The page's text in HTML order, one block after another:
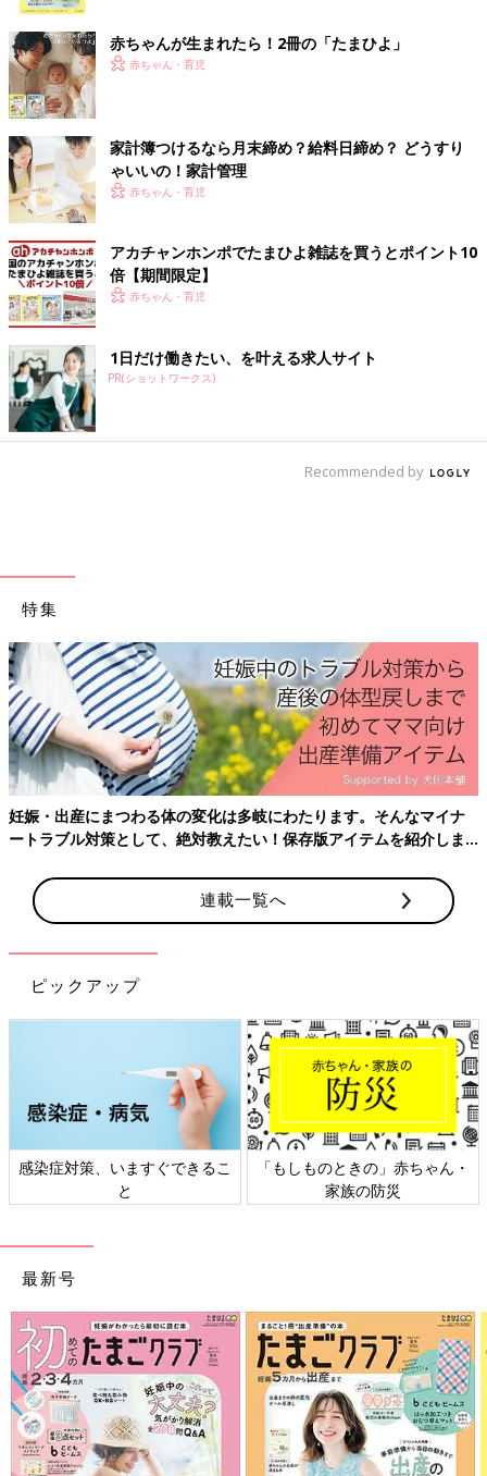
て、表にして見やすくして夫婦で共有しています」（すーざん）
「家計簿をつけない理由」は「めんどくさい」「カ
ードの明細で十分」などなど
「いいえ」と回答した51.7％の人に「家計簿をつけたり、家計管
理をしていない理由を教えてください」と、質問したところ、ダ
ントツは「めんどくさい」でした。
「家計簿アプリを何度か入れて挑戦しましたが、いずれも全く続
かない（笑）」（ゆめたま）
「続かなかったし、私だけが買い物へ行くわけでは無いので、全
てを管理することは不可能でした」（さや）
「産後、忙しくて記入する時間がなくなり、後でまとめてやろう
と思っても、大量のレシートを見て挫折」（イズミ）
家計簿をつけていた人でも、出産を機に「時間がない」とやめる
いは把握できるし…」（おもち）
「全ての引き落としを1つの口座にまとめており、その月の口座
引き落とし額＝支出になるので（家計簿はつけていません）」
（シャオリン）
「過去には家計簿をつけていたけれど、無駄遣いはしないし、家
計簿をつけようがつけまいが使うお金は使うし。つける理由がわ
からなくなり、やめました」（ほーほ）
「つけていたけど、節約効果は感じませんでした。つけなくても
残高は確認できるし、支出に大きな波があるでもなく。家計簿を
つけるってめんどくさいし、その時間を有効活用したほうが……
と思ってしまって」（あー）
ザーで1級FP技能士の前田菜穂子さんに聞きました。
「家計簿の目的は『お金を見える化』。計画的に貯
蓄できていれば必要はない」と、専門家
「家計簿の目的とメリットは
お金を見える化することで、無駄遣
いを減らし、計画的に貯金すること です。
一方デメリットはコメントの通り時間を取られて続けるのが大
実は、私が所属するFP（ファイナンシャル・プランナー）マ
マ・フレンズのメンバーも半分が『家計簿をつけない派』なんで
１ 昔は家計簿をつけていた
２ 収入も支出も大きな波がない
３ その時間を他に回したい
まさに『あーさん』のコメントと同じです！
毎月と1年間のお金の流れ把握でき、計画的に貯金ができるとい
赤ちゃんが生まれたら！2冊の「たまひよ」
赤ちゃん・育児
家計簿つけるなら月末締め？給料日締め？ どうすり
ゃいいの！家計管理
赤ちゃん・育児
アカチャンホンポでたまひよ雑誌を買うとポイント10
倍【期間限定】
赤ちゃん・育児
1日だけ働きたい、を叶える求人サイト
PR(ショットワークス)
Recommended by
特集
妊娠・出産にまつわる体の変化は多岐にわたります。そんなマイナ
ートラブル対策として、絶対教えたい！保存版アイテムを紹介しま
連載一覧へ
ピックアップ
感染症対策、いますぐできるこ
と
「もしものときの」赤ちゃん・
家族の防災
最新号